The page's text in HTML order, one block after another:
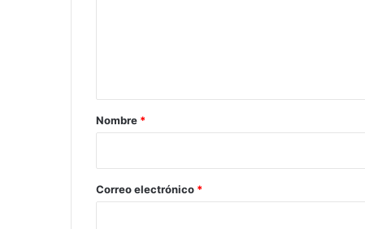
r
*
Nombre *
Correo electrónico *